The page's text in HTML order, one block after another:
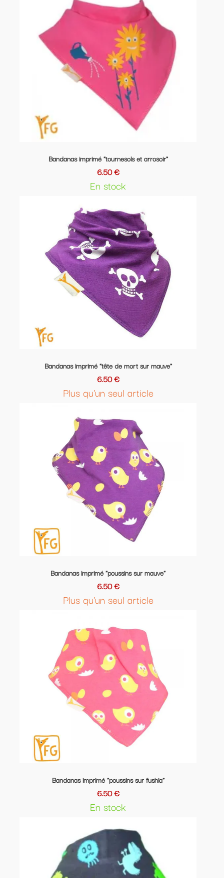
Bandanas imprimé "tournesols et arrosoir"
6.50 €
En stock
Bandanas imprimé "tête de mort sur mauve"
6.50 €
Plus qu'un seul article
Bandanas imprimé "poussins sur mauve"
6.50 €
Plus qu'un seul article
Bandanas imprimé "poussins sur fushia"
6.50 €
En stock